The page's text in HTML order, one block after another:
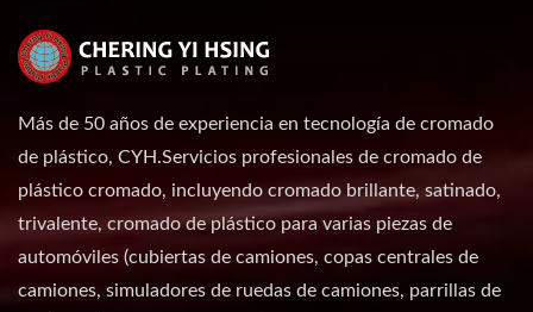
Más de 50 años de experiencia en tecnología de cromado
de plástico, CYH.Servicios profesionales de cromado de
plástico cromado, incluyendo cromado brillante, satinado,
trivalente, cromado de plástico para varias piezas de
automóviles (cubiertas de camiones, copas centrales de
camiones, simuladores de ruedas de camiones, parrillas de